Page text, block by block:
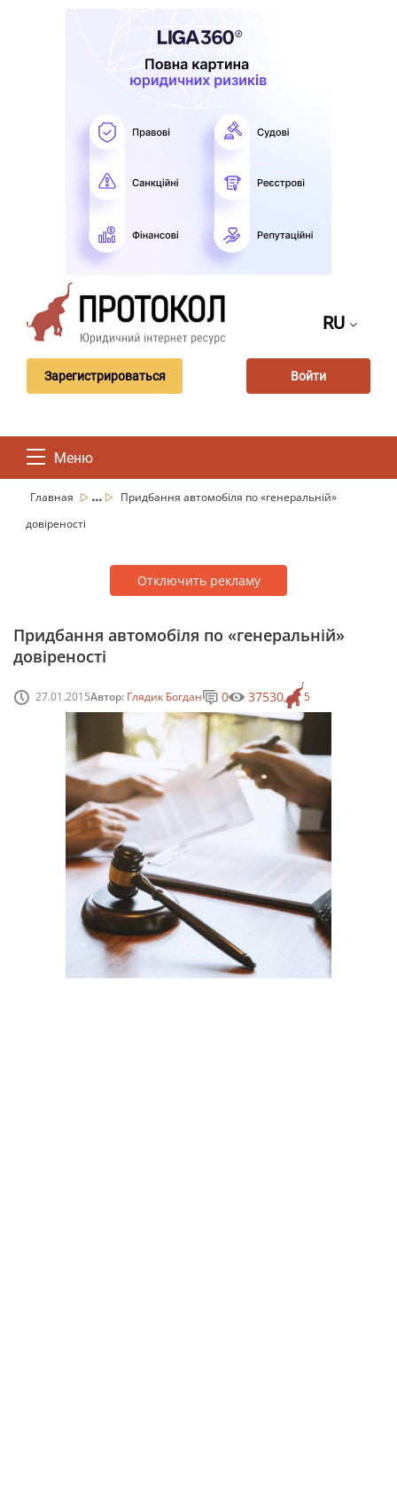
RU
Зарегистрироваться Войти
Меню
Главная ...
Придбання автомобіля по «генеральній»
довіреності
Отключить рекламу
Придбання автомобіля по «генеральній»
довіреності
27.01.2015Автор: Глядик Богдан 5
0 37530